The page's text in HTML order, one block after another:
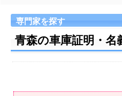
専門家を探す
青森の車庫証明・名